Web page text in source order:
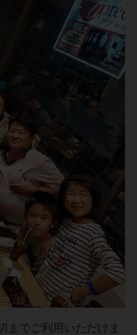
までご利用いただけま